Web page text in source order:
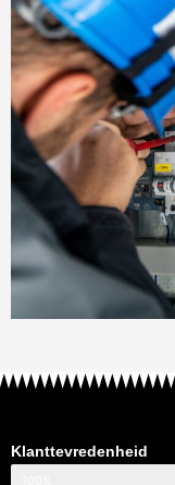
Klanttevredenheid